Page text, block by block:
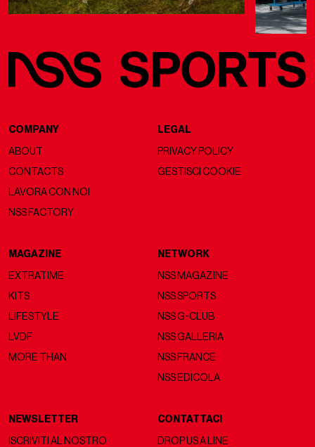
COMPANY
ABOUT
CONTACTS
LAVORA CON NOI
NSS FACTORY
LEGAL
PRIVACY POLICY
GESTISCI COOKIE
MAGAZINE
EXTRATIME
KITS
LIFESTYLE
LVDF
MORE THAN
NETWORK
NSS MAGAZINE
NSS SPORTS
NSS G-CLUB
NSS GALLERIA
NSS FRANCE
NSS EDICOLA
NEWSLETTER
ISCRIVITI AL NOSTRO
CONTATTACI
DROP US A LINE